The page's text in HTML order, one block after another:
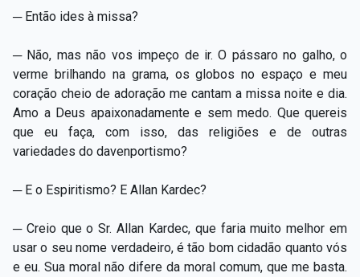
─ Então ides à missa?
─ Não, mas não vos impeço de ir. O pássaro no galho, o
verme brilhando na grama, os globos no espaço e meu
coração cheio de adoração me cantam a missa noite e dia.
Amo a Deus apaixonadamente e sem medo. Que quereis
que eu faça, com isso, das religiões e de outras
variedades do davenportismo?
─ E o Espiritismo? E Allan Kardec?
─ Creio que o Sr. Allan Kardec, que faria muito melhor em
usar o seu nome verdadeiro, é tão bom cidadão quanto vós
e eu. Sua moral não difere da moral comum, que me basta.